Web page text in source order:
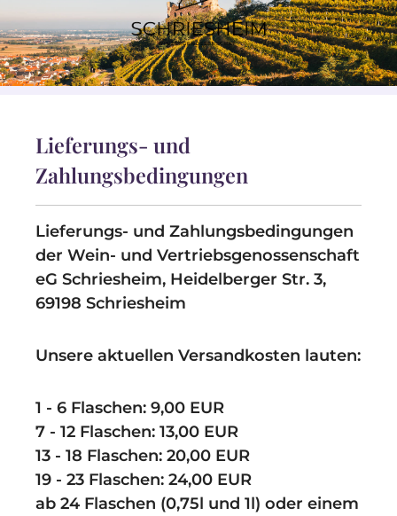
Lieferungs- und
Zahlungsbedingungen
Lieferungs- und Zahlungsbedingungen
der Wein- und Vertriebsgenossenschaft
eG Schriesheim, Heidelberger Str. 3,
69198 Schriesheim
Unsere aktuellen Versandkosten lauten:
1 - 6 Flaschen: 9,00 EUR
7 - 12 Flaschen: 13,00 EUR
13 - 18 Flaschen: 20,00 EUR
19 - 23 Flaschen: 24,00 EUR
ab 24 Flaschen (0,75l und 1l) oder einem